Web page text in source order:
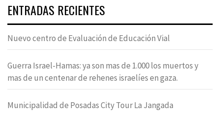
ENTRADAS RECIENTES
Nuevo centro de Evaluación de Educación Vial
Guerra Israel-Hamas: ya son mas de 1.000 los muertos y
mas de un centenar de rehenes israelíes en gaza.
Municipalidad de Posadas City Tour La Jangada